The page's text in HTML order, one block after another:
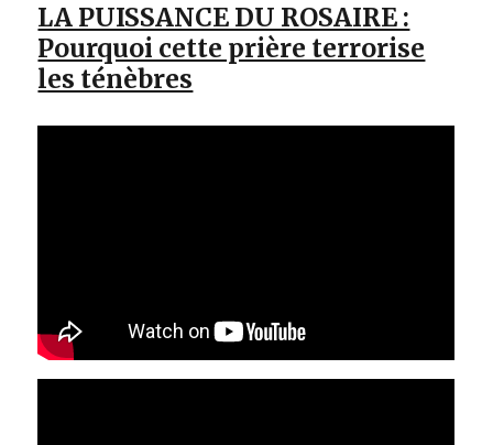
LA PUISSANCE DU ROSAIRE :
Pourquoi cette prière terrorise
les ténèbres